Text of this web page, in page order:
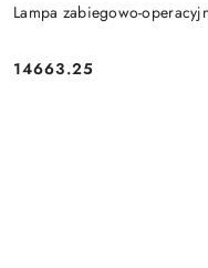
Lampa zabiegowo-
Cena:
14663.25